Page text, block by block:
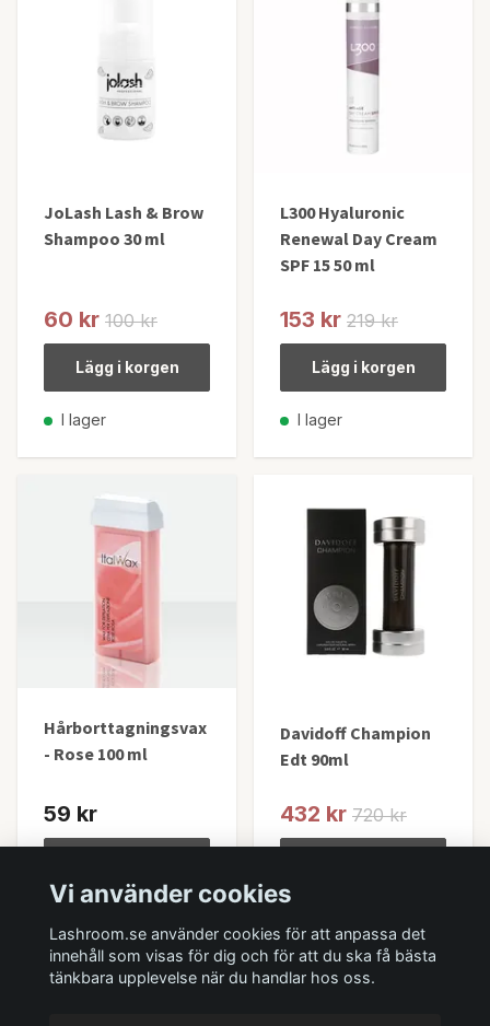
JoLash Lash & Brow
Shampoo 30 ml
60 kr 100 kr
Lägg i korgen
I lager
L300 Hyaluronic
Renewal Day Cream
SPF 15 50 ml
153 kr 219 kr
Lägg i korgen
I lager
Hårborttagningsvax
- Rose 100 ml
59 kr
Davidoff Champion
Edt 90ml
432 kr 720 kr
Vi använder cookies
Lashroom.se använder cookies för att anpassa det
innehåll som visas för dig och för att du ska få bästa
tänkbara upplevelse när du handlar hos oss.